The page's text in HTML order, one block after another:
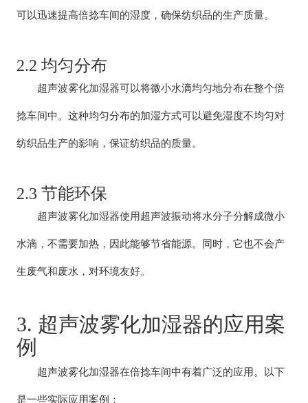
可以迅速提高倍捻车间的湿度，确保纺织品的生产质量。
2.2 均匀分布
超声波雾化加湿器可以将微小水滴均匀地分布在整个倍
捻车间中。这种均匀分布的加湿方式可以避免湿度不均匀对
纺织品生产的影响，保证纺织品的质量。
2.3 节能环保
超声波雾化加湿器使用超声波振动将水分子分解成微小
水滴，不需要加热，因此能够节省能源。同时，它也不会产
生废气和废水，对环境友好。
3. 超声波雾化加湿器的应用案
例
超声波雾化加湿器在倍捻车间中有着广泛的应用。以下
是一些实际应用案例：